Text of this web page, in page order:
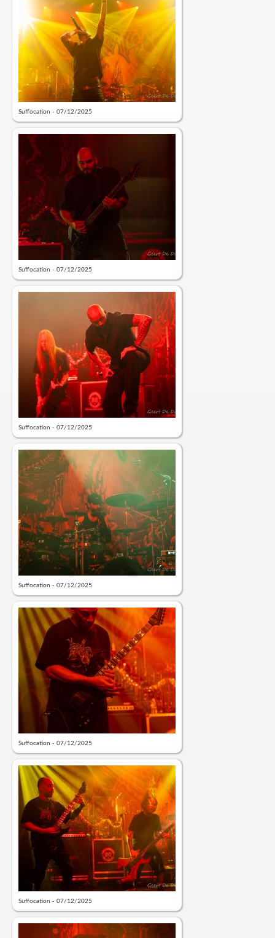
Suffocation - 07/12/2025
Suffocation - 07/12/2025
Suffocation - 07/12/2025
Suffocation - 07/12/2025
Suffocation - 07/12/2025
Suffocation - 07/12/2025